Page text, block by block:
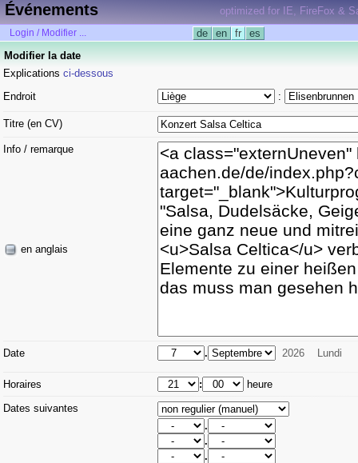
Événements optimized for IE, FireFox &
Login / Modifier ... de en fr
es
Modifier la date
Explications ci-dessous
Endroit
:
Titre (en CV)
Info / remarque
en anglais
Date . 2026 Lundi
Horaires :
heure
Dates suivantes
.
.
.